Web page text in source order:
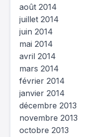
août 2014
juillet 2014
juin 2014
mai 2014
avril 2014
mars 2014
février 2014
janvier 2014
décembre 2013
novembre 2013
octobre 2013